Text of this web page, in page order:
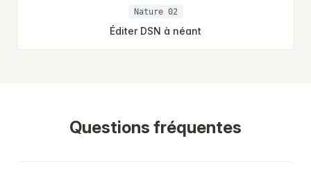
Nature 02
Éditer DSN à néant
Questions fréquentes